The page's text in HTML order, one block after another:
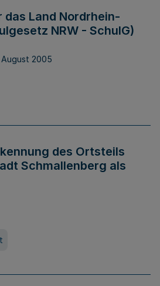
Land Nordrhein-
NRW - SchulG)
August 2005
des Ortsteils
Schmallenberg als